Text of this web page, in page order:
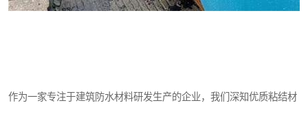
作为一家专注于建筑防水材料研发生产的企业，我们深知优质粘结材